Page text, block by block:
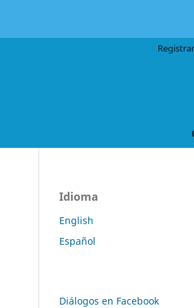
Idioma
English
Español
Diálogos en Facebook